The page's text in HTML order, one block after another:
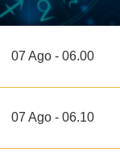
07 Ago - 06.00
07 Ago - 06.10